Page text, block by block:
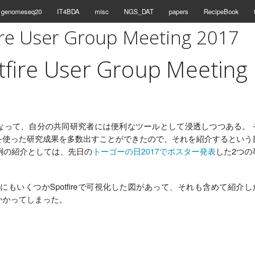
genomeseq20 IT4BDA misc NGS_DAT papers RecipeBook
User Group Meeting 2017
User Group Meeting
て、自分の共同研究者には便利なツールとして浸透しつつある。
った研究成果を多数出すことができたので、それを紹介するという
紹介としては、先日の トーゴーの日2017でポスター発表した2つの
にもいくつかSpotfireで可視化した図があって、それも含めて紹介し
ってしまった。